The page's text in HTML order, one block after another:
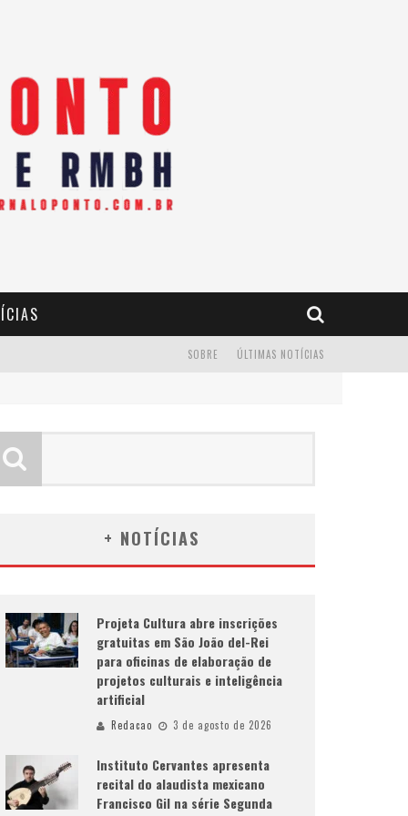
ÚLTIMAS NOTÍCIAS
SOBRE
+ NOTÍCIAS
Projeta Cultura abre inscrições
gratuitas em São João del-Rei
para oficinas de elaboração de
projetos culturais e inteligência
artificial
Redacao 3 de agosto de 2026
Instituto Cervantes apresenta
recital do alaudista mexicano
Francisco Gil na série Segunda